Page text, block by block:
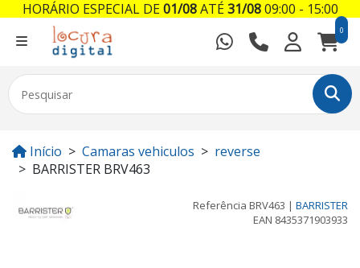
0
Início Camaras vehiculos
reverse
BARRISTER BRV463
Referência BRV463 | BARRISTER
EAN 8435371903933
HORÁRIO ESPECIAL DE01/08ATÉ31/0809:00 - 15:00